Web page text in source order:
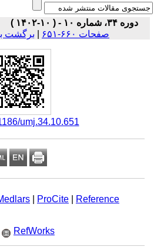
دوره ۳۴، شماره ۱۰ - ( ۱۰-۱۴۰۲ )
صفحات ۶۶۰-۶۵۱
| برگشت
umj.34.10.651
Medlars |ProCite |Reference
RefWorks